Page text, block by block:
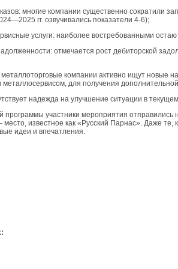
многие компании существенно сократили
гг. озвучивались показатели 4-6);
услуги: наиболее востребованными
отмечается рост дебиторской
компании активно ищут новые
металлосервисом, для получения
надежда на улучшение ситуации в
участники мероприятия отправились
известное как «Русский Парнас». Даже те,
идеи и впечатления.